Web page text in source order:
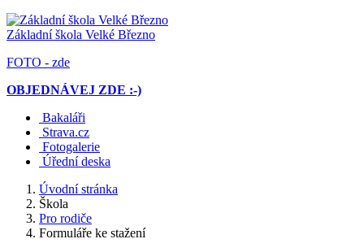
Základní škola Velké Březno
FOTO - zde
OBJEDNÁVEJ ZDE :-)
Bakaláři
Strava.cz
Fotogalerie
Úřední deska
Úvodní stránka
Škola
Pro rodiče
Formuláře ke stažení